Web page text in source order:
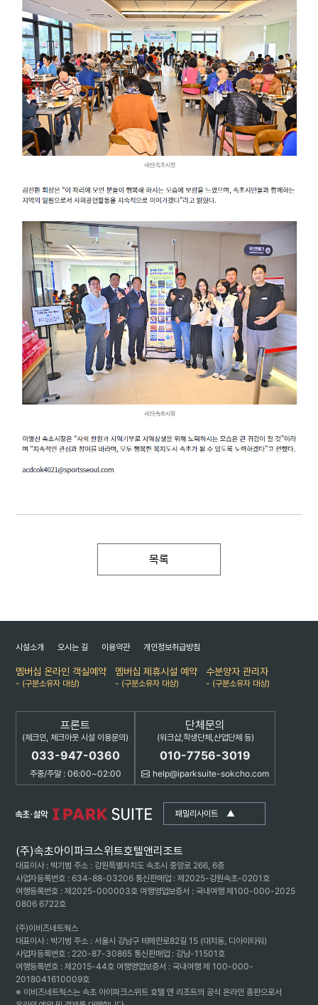
목록
패밀리사이트 ▲
(주)속초아이파크스위트호텔앤리조트
대표이사 : 박기범 주소 : 강원특별자치도 속초시 중앙로 266, 6층
사업자등록번호 : 634-88-03206 통신판매업 : 제2025-강원속초-0201호
여행등록번호 : 제2025-000003호 여행영업보증서 : 국내여행 제100-000-2025
0806 6722호
(주)이비즈네트웍스
대표이사 : 박기범 주소 : 서울시 강남구 테헤란로82길 15 (대치동, 디아이타워)
사업자등록번호 : 220-87-30865 통신판매업 : 강남-11501호
여행등록번호 : 제2015-44호 여행영업보증서 : 국내여행 제 100-000-
2018041610009호
※ 이비즈네트웍스는 속초 아이파크스위트 호텔 앤 리조트의 공식 온라인 총판으로서
시설소개 오시는 길 이용약관 개인정보취급방침
멤버십 온라인 객실예약
- (구분소유자 대상)
멤버십 제휴시설 예약
- (구분소유자 대상)
수분양자 관리자
- (구분소유자 대상)
프론트
(체크인, 체크아웃 시설 이용문의)
033-947-0360
주중/주말 : 06:00~02:00
단체문의
(워크샵,학생단체,산업단체 등)
010-7756-3019
help@iparksuite-sokcho.com